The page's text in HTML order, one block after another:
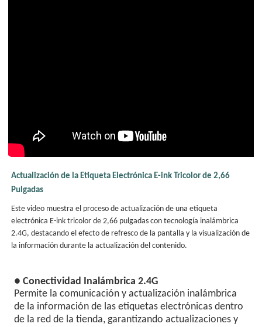
Actualización de la Etiqueta Electrónica E-ink Tricolor de 2,66
Pulgadas
Este video muestra el proceso de actualización de una etiqueta
electrónica E-ink tricolor de 2,66 pulgadas con tecnología inalámbrica
2.4G, destacando el efecto de refresco de la pantalla y la visualización de
la información durante la actualización del contenido.
● Conectividad Inalámbrica 2.4G
Permite la comunicación y actualización inalámbrica
de la información de las etiquetas electrónicas dentro
de la red de la tienda, garantizando actualizaciones y